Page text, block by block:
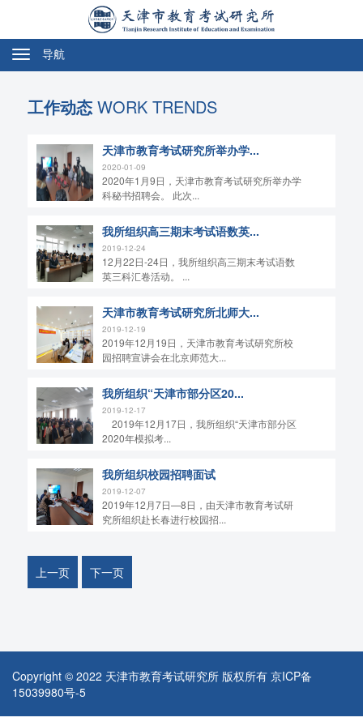
切
换
航
导航
工作动态 WORK TRENDS
天津市教育考试研究所举办学...
2020-01-09
2020年1月9日，天津市教育考试研究所举办学
科秘书招聘会。 此次...
我所组织高三期末考试语数英...
2019-12-24
12月22日-24日，我所组织高三期末考试语数
英三科汇卷活动。 ...
天津市教育考试研究所北师大...
2019-12-19
2019年12月19日，天津市教育考试研究所校
园招聘宣讲会在北京师范大...
我所组织“天津市部分区20...
2019-12-17
2019年12月17日，我所组织“天津市部分区
2020年模拟考...
我所组织校园招聘面试
2019-12-07
2019年12月7日—8日，由天津市教育考试研
究所组织赴长春进行校园招...
上一页 下一页
Copyright © 2022 天津市教育考试研究所 版权所有 京ICP备
15039980号-5